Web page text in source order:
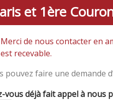
et 1ère
Merci de nous contacter en
est recevable.
pouvez faire une demande
vous déjà fait appel à nous